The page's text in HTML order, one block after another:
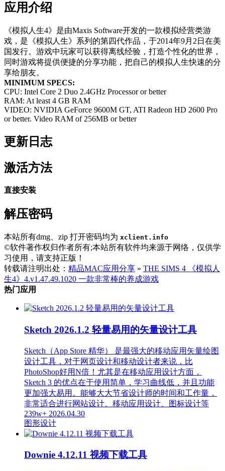
应用介绍
《模拟人生4》是由Maxis Software开发的一款模拟经营类游
戏，是《模拟人生》系列的第四代作品，于2014年9月2日在美
国发行。游戏中玩家可以获得离线经验，打造个性化的世界，
同时游戏将提供便捷的分享功能，把自己的模拟人生快速的分
享给朋友。
MINIMUM SPECS:
CPU: Intel Core 2 Duo 2.4GHz Processor or better
RAM: At least 4 GB RAM
VIDEO: NVIDIA GeForce 9600M GT, ATI Radeon HD 2600 Pro
or better. Video RAM of 256MB or better
更新日志
激活方法
直接安装
解压密码
本站所有dmg、zip 打开密码均为 xclient.info
©软件著作权归作者所有;本站所有软件均来源于网络，仅供学
习使用，请支持正版！
转载请注明出处： 精品MAC应用分享 » THE SIMS 4 《模拟人
生4》4.v1.47.49.1020 一款非常棒的养成游戏
热门应用
Sketch 2026.1.2 轻量易用的矢量设计工具
Sketch（App Store 精华） 是最强大的移动应用矢量绘图
设计工具，对于网页设计和移动设计者来说，比
PhotoShop好用N倍！尤其是在移动应用设计方面，
Sketch 3 的优点在于使用简单，学习曲线低，并且功能
更加强大易用。能够大大节省设计师的时间和工作量，
非常适合进行网站设计、移动应用设计、图标设计等
239w+ 2026.04.30
图形设计
Downie 4.12.11 视频下载工具